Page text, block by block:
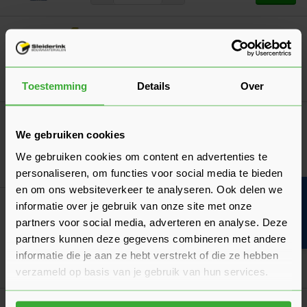
Toestemming Details Over
We gebruiken cookies
We gebruiken cookies om content en advertenties te
personaliseren, om functies voor social media te bieden
en om ons websiteverkeer te analyseren. Ook delen we
informatie over je gebruik van onze site met onze
partners voor social media, adverteren en analyse. Deze
partners kunnen deze gegevens combineren met andere
informatie die je aan ze hebt verstrekt of die ze hebben
verzameld op basis van je gebruik van hun services.
per m¹
Verkrijgbaar in 8 kleuren
Vanaf11,17
Eurowall Spouwisolatie
(5 Beoordelingen)
Verkrijgbaar in 8 varianten
Vanaf 19,32 per m²